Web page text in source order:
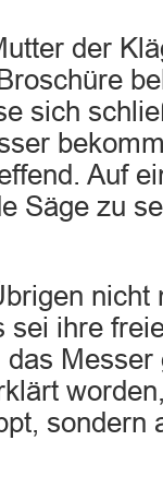
der
sich
Auf
Säge zu
nicht
sei ihre
Messer
sondern